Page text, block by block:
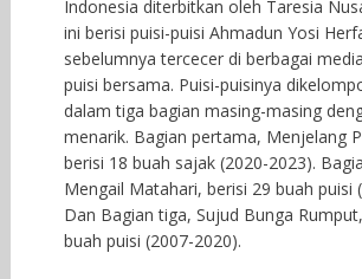
Indonesia diterbitkan oleh Taresia
ini berisi puisi-puisi Ahmadun Yosi
sebelumnya tercecer di berbagai
puisi bersama. Puisi-puisinya
dalam tiga bagian masing-masing
menarik. Bagian pertama, Menjelang
berisi 18 buah sajak (2020-2023).
Mengail Matahari, berisi 29 buah puisi
Dan Bagian tiga, Sujud Bunga
buah puisi (2007-2020).